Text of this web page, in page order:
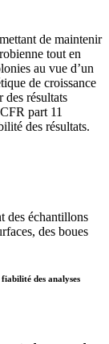
de maintenir
tout en
au vue d’un
de croissance
des résultats
part 11
des résultats.
des échantillons
des boues
des analyses